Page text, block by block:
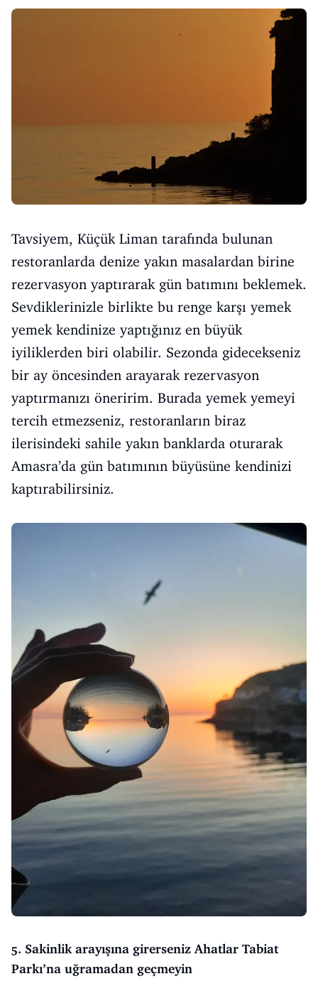
Tavsiyem, Küçük Liman tarafında bulunan
restoranlarda denize yakın masalardan birine
rezervasyon yaptırarak gün batımını beklemek.
Sevdiklerinizle birlikte bu renge karşı yemek
yemek kendinize yaptığınız en büyük
iyiliklerden biri olabilir. Sezonda gidecekseniz
bir ay öncesinden arayarak rezervasyon
yaptırmanızı öneririm. Burada yemek yemeyi
tercih etmezseniz, restoranların biraz
ilerisindeki sahile yakın banklarda oturarak
Amasra’da gün batımının büyüsüne kendinizi
kaptırabilirsiniz.
5. Sakinlik arayışına girerseniz Ahatlar Tabiat
Parkı’na uğramadan geçmeyin